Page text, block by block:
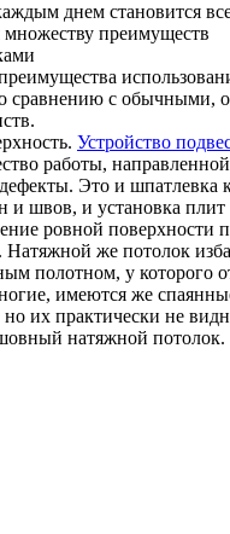
днем становится
множеству преимуществ
сравнению с обычными,
Устройство
работы,
Это и шпатлевка
и швов, и установка
ровной поверхности
Натяжной же потолок
полотном, у которого
имеются же
их практически не
натяжной потолок.